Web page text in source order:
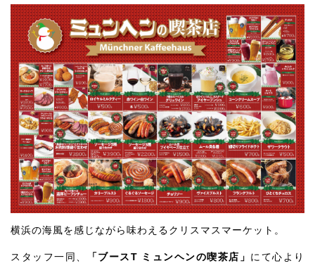
横浜の海風を感じながら味わえるクリスマスマーケット。
スタッフ一同、 「ブースT ミュンヘンの喫茶店」 にて心より